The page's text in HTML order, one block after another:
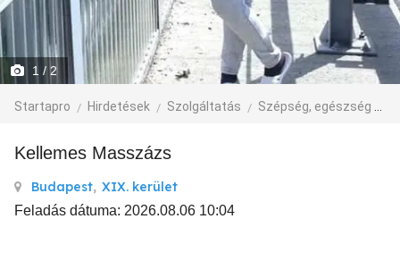
1 / 2
Startapro Hirdetések Szolgáltatás Szépség, egészség
Kellemes Masszázs
Budapest, XIX. kerület
Feladás dátuma: 2026.08.06 10:04